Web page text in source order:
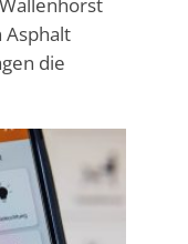
Asphalt
die